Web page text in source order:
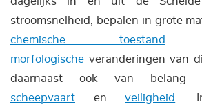
stroomsnelheid, bepalen in grote
chemische toestand
morfologische veranderingen van
daarnaast ook van belang
scheepvaart enveiligheid
.